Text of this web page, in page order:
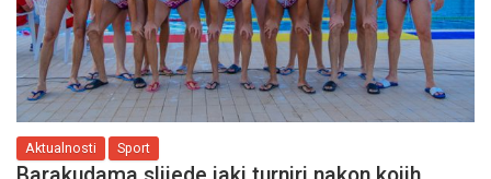
Aktualnosti Sport